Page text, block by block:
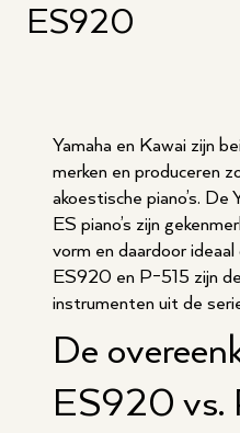
ES920
Yamaha en Kawai zijn
merken en produceren
akoestische piano’s.
ES piano’s zijn
vorm en daardoor
ES920 en P-515 zijn
instrumenten uit de
De
ES920 vs.